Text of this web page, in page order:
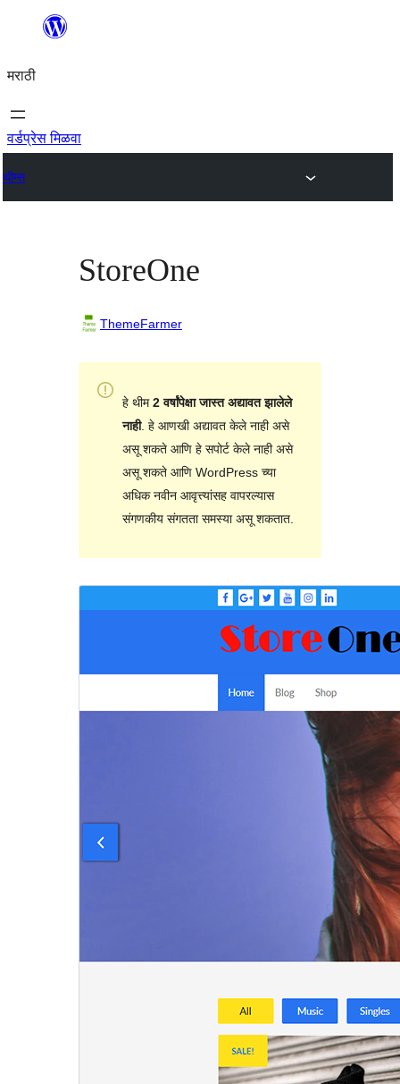
सामुग्रीवर
मराठी
वर्डप्रेस मिळवा
थीम्स
StoreOne
ThemeFarmer
हे थीम2 वर्षांपेक्षा जास्त अद्यावत झालेले
नाही. हे आणखी अद्यावत केले नाही असे
असू शकते आणि हे सपोर्ट केले नाही असे
असू शकते आणि WordPress च्या
अधिक नवीन आवृत्त्यांसह वापरल्यास
संगणकीय संगतता समस्या असू शकतात.